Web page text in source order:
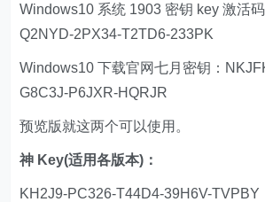
Windows10 系统 1903 密钥 key 激活
Q2NYD-2PX34-T2TD6-233PK
Windows10 下载官网七月密钥：
G8C3J-P6JXR-HQRJR
预览版就这两个可以使用。
神 Key(适用各版本)：
KH2J9-PC326-T44D4-39H6V-TVPBY